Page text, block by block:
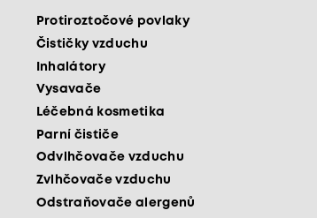
Protiroztočové povlaky
Čističky vzduchu
Inhalátory
Vysavače
Léčebná kosmetika
Parní čističe
Odvlhčovače vzduchu
Zvlhčovače vzduchu
Odstraňovače alergenů